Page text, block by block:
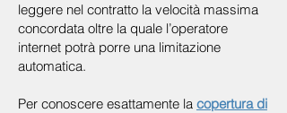
leggere nel contratto la velocità massima
concordata oltre la quale l’operatore
internet potrà porre una limitazione
automatica.
Per conoscere esattamente la copertura di